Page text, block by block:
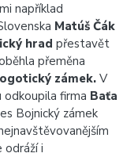
například
Matúš Čák
hrad přestavět
přeměna
zámek. V
firma Baťa
Bojnický zámek
odráží i